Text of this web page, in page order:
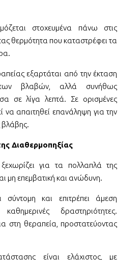
στοχευμένα πάνω στις
θερμότητα που καταστρέφει τα
εξαρτάται από την έκταση
βλαβών, αλλά συνήθως
σε λίγα λεπτά. Σε ορισμένες
να απαιτηθεί επανάληψη για την
βλάβης.
Διαθερμοπηξίας
για τα πολλαπλά της
μη επεμβατική και ανώδυνη.
σύντομη και επιτρέπει άμεση
δραστηριότητες.
στη θεραπεία, προστατεύοντας
είναι ελάχιστος, με